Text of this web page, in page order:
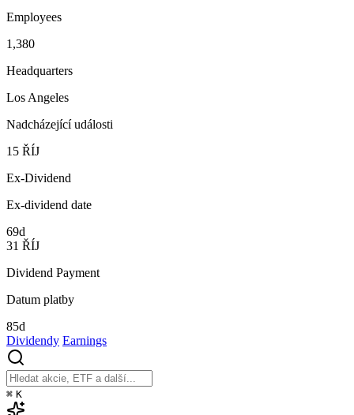
Employees
1,380
Headquarters
Los Angeles
Nadcházející události
15 ŘÍJ
Ex-Dividend
Ex-dividend date
69d
31 ŘÍJ
Dividend Payment
Datum platby
85d
Dividendy Earnings
⌘ K